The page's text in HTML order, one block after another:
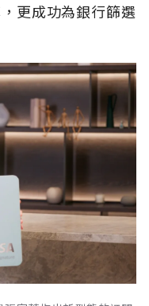
更成功為銀行篩選